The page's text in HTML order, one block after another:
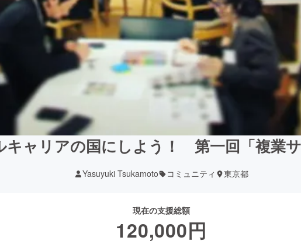
キャリアの国にしよう！ 第一回「複業
Yasuyuki Tsukamoto コミュニティ 東京都
現在の支援総額
120,000円